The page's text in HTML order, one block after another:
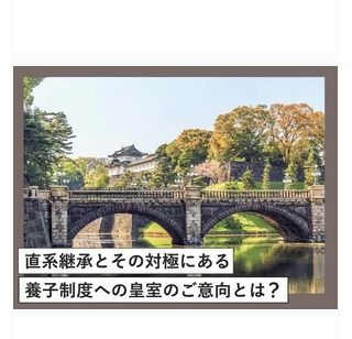
先）か女系（容認）か」 「愛子天皇か悠仁天皇か」 ー
という対立、との見方だ。 しかし、そうではない。 皇
室が大切にしてこられた「国民と苦楽を共にする」と
いう精神（上皇陛下はこれこそ「皇室の伝統」とされ
た）の継承を重んじるか、それともそれを軽視、否定
するのか、という対立こそが本質だ。 多くの国民は、
無意識的にでもそれを直覚し、皇室ご自身の願いに即
して、前者を選ぼうとしている。敬宮殿下への共感と
期待が高まっている真の理由は、そこにある。 これ
は“アイドル的な人気”ではない。精神の継承によって
こそ支えられる「世襲制」の必然だ。 世界史上、男系
絶対の王朝がいかに目まぐるしく交替し、廃絶し去っ